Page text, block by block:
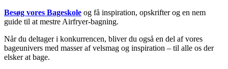
Besøg vores Bageskole og få inspiration, opskrifter og en nem
guide til at mestre Airfryer-bagning.
Når du deltager i konkurrencen, bliver du også en del af vores
bageunivers med masser af velsmag og inspiration – til alle os der
elsker at bage.